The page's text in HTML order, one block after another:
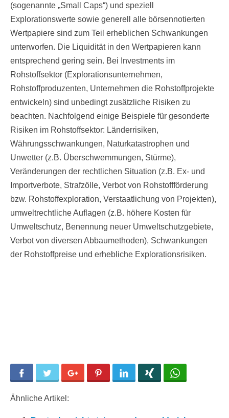
(sogenannte „Small Caps“) und speziell
Explorationswerte sowie generell alle börsennotierten
Wertpapiere sind zum Teil erheblichen Schwankungen
unterworfen. Die Liquidität in den Wertpapieren kann
entsprechend gering sein. Bei Investments im
Rohstoffsektor (Explorationsunternehmen,
Rohstoffproduzenten, Unternehmen die Rohstoffprojekte
entwickeln) sind unbedingt zusätzliche Risiken zu
beachten. Nachfolgend einige Beispiele für gesonderte
Risiken im Rohstoffsektor: Länderrisiken,
Währungsschwankungen, Naturkatastrophen und
Unwetter (z.B. Überschwemmungen, Stürme),
Veränderungen der rechtlichen Situation (z.B. Ex- und
Importverbote, Strafzölle, Verbot von Rohstoffförderung
bzw. Rohstoffexploration, Verstaatlichung von Projekten),
umweltrechtliche Auflagen (z.B. höhere Kosten für
Umweltschutz, Benennung neuer Umweltschutzgebiete,
Verbot von diversen Abbaumethoden), Schwankungen
der Rohstoffpreise und erhebliche Explorationsrisiken.
Facebook Twitter Google+ Pinterest LinkedIn
Ähnliche Artikel: